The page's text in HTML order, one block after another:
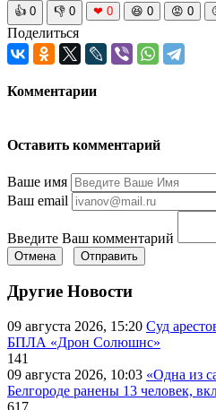
👍 0 👎 0 ❤ 0 😆 0 😡 0
Поделиться
Комментарии
Оставить комментарий
Ваше имя
Ваш email
Введите Ваш комментарий
Отмена Отправить
Другие Новости
09 августа 2026, 15:20 Суд
БПЛА «Дрон Солюшнс»
141
09 августа 2026, 10:03 «Одна из
Белгороде ранены 13 человек,
617